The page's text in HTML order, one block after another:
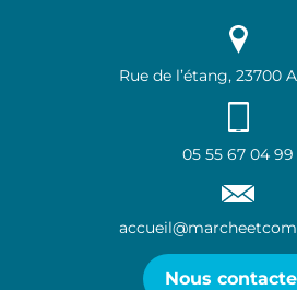
Rue de l’étang, 23700
05 55 67 04 99
Nous